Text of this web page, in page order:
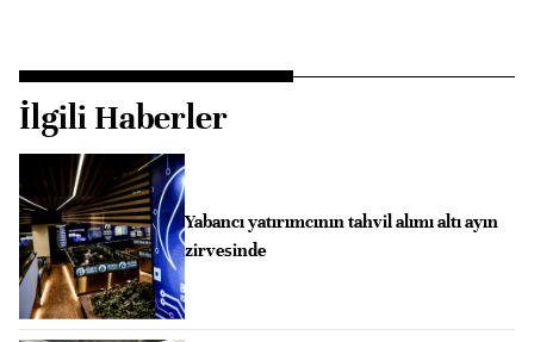
İlgili Haberler
Yabancı yatırımcının tahvil alımı altı ayın
zirvesinde